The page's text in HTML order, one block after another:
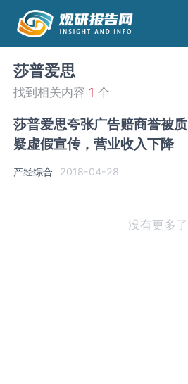
莎普爱思
找到相关内容 1 个
莎普爱思夸张广告赔商誉被质
疑虚假宣传，营业收入下降
产经综合 2018-04-28
没有更多了